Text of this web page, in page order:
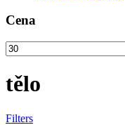
Cena
tělo
Filters